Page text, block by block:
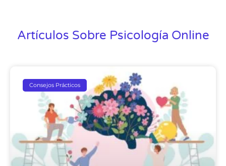
Artículos Sobre Psicología Online
Consejos Prácticos